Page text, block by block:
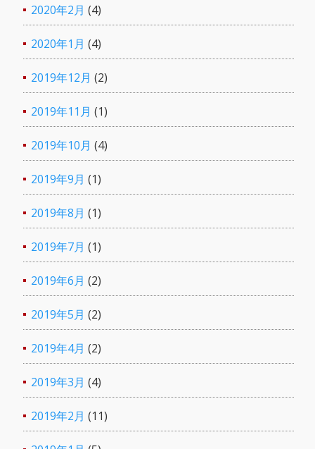
2020年2月 (4)
2020年1月 (4)
2019年12月 (2)
2019年11月 (1)
2019年10月 (4)
2019年9月 (1)
2019年8月 (1)
2019年7月 (1)
2019年6月 (2)
2019年5月 (2)
2019年4月 (2)
2019年3月 (4)
2019年2月 (11)